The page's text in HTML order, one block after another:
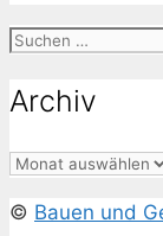
Suchen
Archiv
Archiv
© Bauen und